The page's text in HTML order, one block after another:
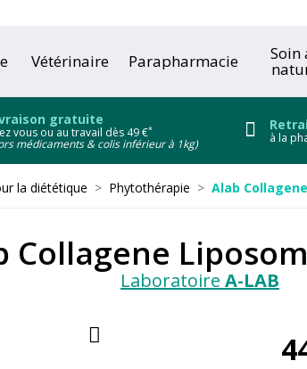
Vétérinaire Parapharmacie Soin
gratuite
vous ou au travail dès 49 €*
médicaments & colis inférieur à 1kg) à la
la diététique Phytothérapie Alab
Collagene
Laboratoire A-LAB